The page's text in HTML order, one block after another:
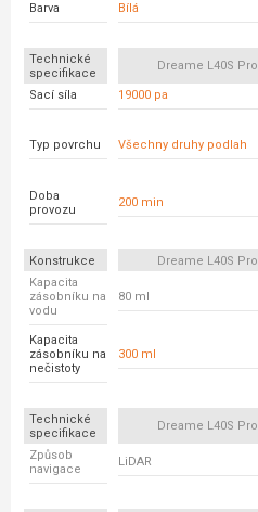
Barva Bílá
Technické
specifikace
Dreame L40S
Sací síla 19000 pa
Typ povrchu Všechny druhy podlah
Doba
provozu
200 min
Konstrukce Dreame L40S
Kapacita
zásobníku na
vodu
80 ml
Kapacita
zásobníku na
nečistoty
300 ml
Technické
specifikace
Dreame L40S
Způsob
navigace
LiDAR